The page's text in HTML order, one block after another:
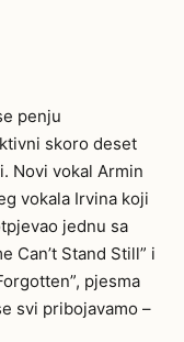
penju
skoro deset
Novi vokal Armin
vokala Irvina koji
jednu sa
Can’t Stand Still” i
pjesma
svi pribojavamo –